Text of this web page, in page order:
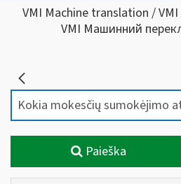
VMI Machine translation /
VMI Машинний
Paieška